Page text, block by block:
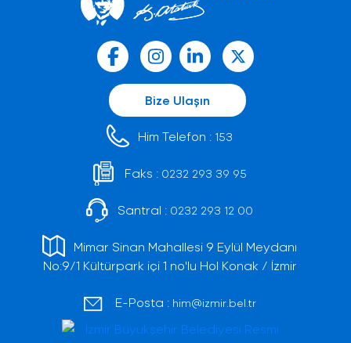
Bize Ulaşın
Him Telefon : 153
Faks : 0232 293 39 95
Santral : 0232 293 12 00
Mimar Sinan Mahallesi 9 Eylül Meydanı
No:9/1 Kültürpark içi 1 no'lu Hol Konak / İzmir
E-Posta : him@izmir.bel.tr